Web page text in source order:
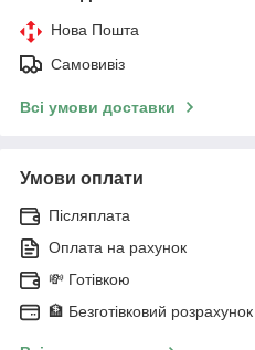
Нова Пошта
Самовивіз
Всі умови доставки
Умови оплати
Післяплата
Оплата на рахунок
💸 Готівкою
🏦 Безготівковий розрахунок